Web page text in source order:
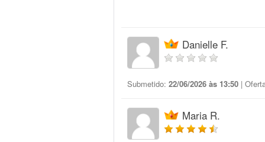
Danielle F.
Submetido: 22/06/2026 às 13:50 |
Maria R.